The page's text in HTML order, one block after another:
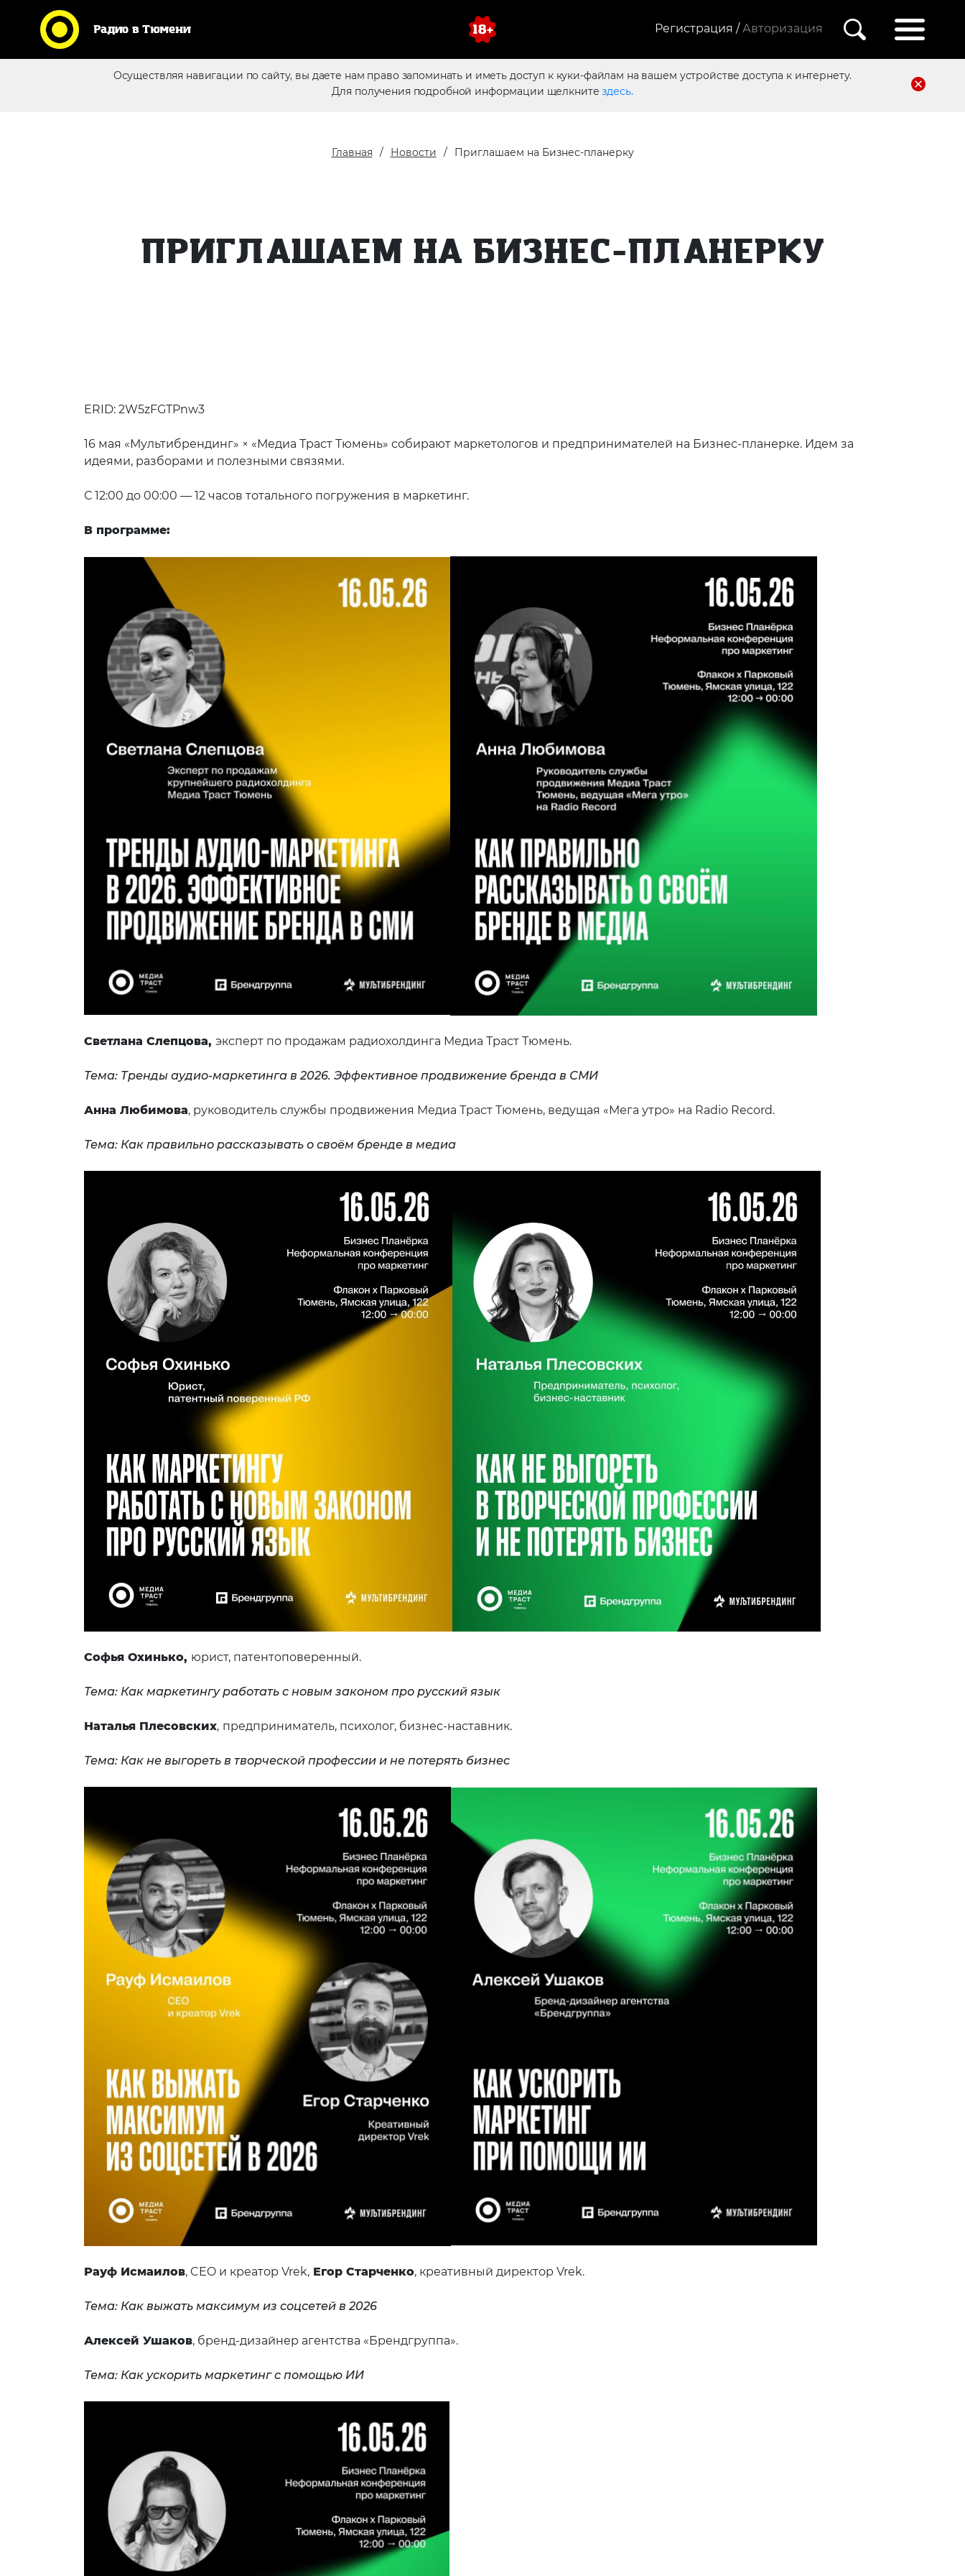
Радио в Тюмени Регистрация / Авторизация
Осуществляя навигации по сайту, вы даете нам право запоминать и иметь доступ к куки-файлам на вашем устройстве доступа к интернету.
Для получения подробной информации щелкнитездесь.
Реклама в эфире
Главная Новости Приглашаем на Бизнес-планерку
ПРИГЛАШАЕМ НА БИЗНЕС-ПЛАНЕРКУ
ERID: 2W5zFGTPnw3
16 мая «Мультибрендинг» × «Медиа Траст Тюмень» собирают маркетологов и предпринимателей на Бизнес-планерке. Идем за
идеями, разборами и полезными связями.
С 12:00 до 00:00 — 12 часов тотального погружения в маркетинг.
В программе:
Светлана Слепцова, эксперт по продажам радиохолдинга Медиа Траст Тюмень.
Тема: Тренды аудио-маркетинга в 2026. Эффективное продвижение бренда в СМИ
Анна Любимова, руководитель службы продвижения Медиа Траст Тюмень, ведущая «Мега утро» на Radio Record.
Тема: Как правильно рассказывать о своём бренде в медиа
Софья Охинько, юрист, патентоповеренный.
Тема: Как маркетингу работать с новым законом про русский язык
Наталья Плесовских, предприниматель, психолог, бизнес-наставник.
Тема: Как не выгореть в творческой профессии и не потерять бизнес
Рауф Исмаилов, CEO и креатор Vrek, Егор Старченко, креативный директор Vrek.
Тема: Как выжать максимум из соцсетей в 2026
Алексей Ушаков, бренд-дизайнер агентства «Брендгруппа».
Тема: Как ускорить маркетинг с помощью ИИ